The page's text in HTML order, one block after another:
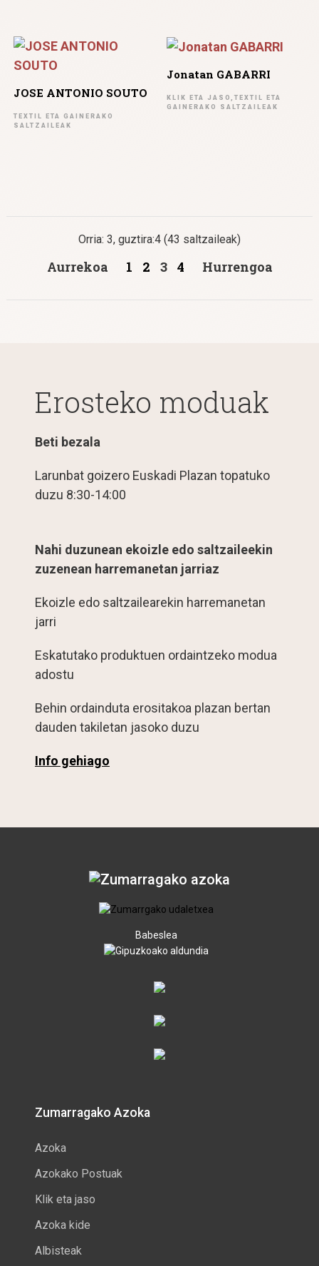
JOSE ANTONIO SOUTO
TEXTIL ETA GAINERAKO
SALTZAILEAK
Jonatan GABARRI
KLIK ETA JASO,TEXTIL ETA
GAINERAKO SALTZAILEAK
Orria: 3, guztira:4 (43 saltzaileak)
Aurrekoa 1 2 3 4 Hurrengoa
Erosteko moduak
Beti bezala
Larunbat goizero Euskadi Plazan topatuko
duzu 8:30-14:00
Nahi duzunean ekoizle edo saltzaileekin
zuzenean harremanetan jarriaz
Ekoizle edo saltzailearekin harremanetan
jarri
Eskatutako produktuen ordaintzeko modua
adostu
Behin ordainduta erositakoa plazan bertan
dauden takiletan jasoko duzu
Info gehiago
Babeslea
Zumarragako Azoka
Azoka
Azokako Postuak
Klik eta jaso
Azoka kide
Albisteak